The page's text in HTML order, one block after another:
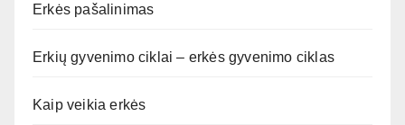
Erkės pašalinimas
Erkių gyvenimo ciklai – erkės gyvenimo ciklas
Kaip veikia erkės